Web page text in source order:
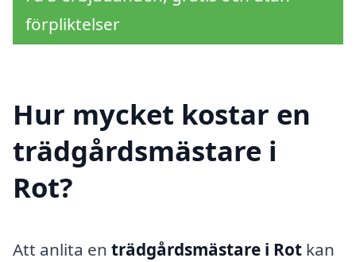
förpliktelser
Hur mycket kostar en
trädgårdsmästare i
Rot?
Att anlita en trädgårdsmästare i Rot kan